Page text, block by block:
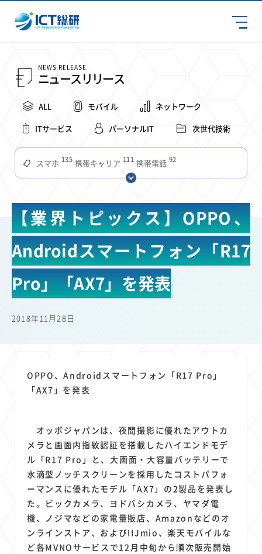
NEWS RELEASE
ニュースリリース
ALL モバイル
ネットワーク
ITサービス
パーソナルIT 次世代技術
スマホ 135 携帯キャリア 111 携帯電話 92
スマートデバイス 68 通信速度 65 ビジネス 63 4Ｇ 59
アプリ 51 つながりやすさ 51 電波状況 49 ドコモ 48
タブレット 38 インターネット 36 ビジネスシーン 31
混雑環境 31 MVNO 28 SIM 27 電波 27 全国 24 楽天モバイル 22
22 22 22
電車 17 16 所有状況 動画配信 14 SNS
11
電子マネー 6 ワイモバイル 6 モバイルルーター 6 新幹線
4
オフィスビル 3 マイナポイント 3 海外料金 3 学割 3
Anthropic 2 Perplexity 2 YouTube 2 iPad リスク 2 X
Genspark 2 配車アプリ 2 フードデリバリー 2 TikTok 2
Netflix 2 Microsoft 2 Canva AI 2 Azure Sora 2 LINE 2 法人 1
中東情勢 1 輸送費 1 Facebook 1 twitter 1 Instagram 1
原材料費 端末価格 G20 1 購買力 1 MNO
スマートホーム家電 1 クラウド 1 ライドシェア 1
【業界トピックス】OPPO、
Androidスマートフォン「R17
Pro」「AX7」を発表
2018年11月28日
OPPO、Androidスマートフォン「R17 Pro」
「AX7」を発表
オッポジャパンは、夜間撮影に優れたアウトカ
メラと画面内指紋認証を搭載したハイエンドモデ
ル「R17 Pro」と、大画面・大容量バッテリーで
水滴型ノッチスクリーンを採用したコストパフォ
ーマンスに優れたモデル「AX7」の2製品を発表し
た。ビックカメラ、ヨドバシカメラ、ヤマダ電
機、ノジマなどの家電量販店、Amazonなどのオ
ンラインストア、およびIIJmio、楽天モバイルな
ど各MVNOサービスで12月中旬から順次販売開始